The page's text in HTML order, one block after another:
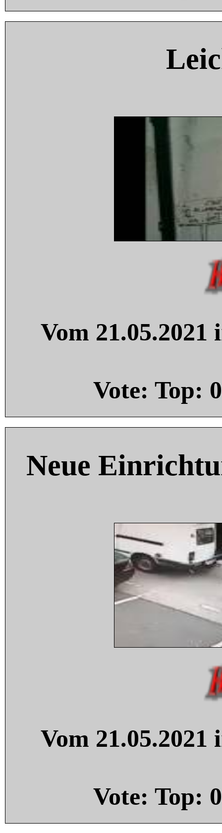
Vom
Vote: Top: 0
Neue
Vom
Vote: Top: 0